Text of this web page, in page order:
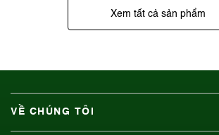
Xem tất cả sản phẩm
VỀ CHÚNG TÔI